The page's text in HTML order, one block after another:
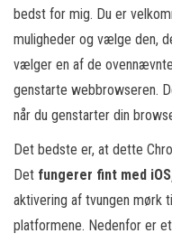
bedst for mig. Du er
muligheder og vælge den,
vælger en af de
genstarte webbrowseren.
når du genstarter din
Det bedste er, at dette
Det fungerer fint med
aktivering af tvungen mørk
platformene. Nedenfor er